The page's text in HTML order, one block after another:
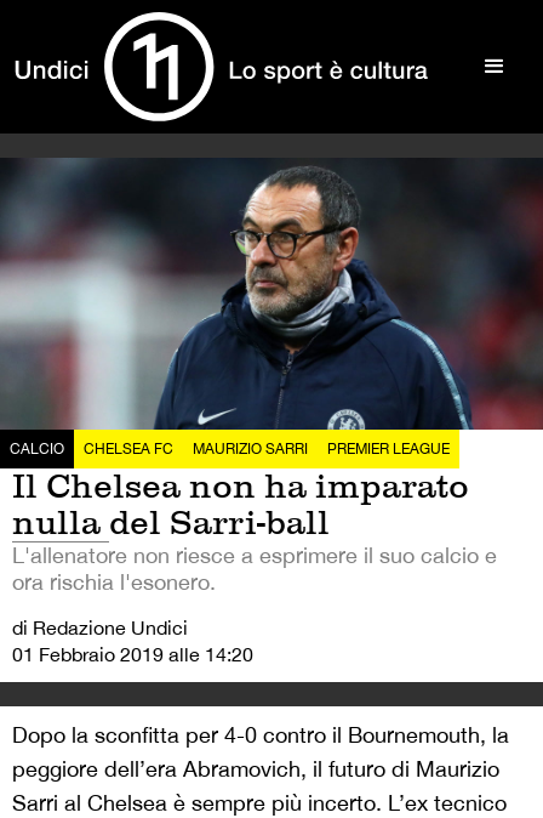
CALCIO CHELSEA FC MAURIZIO SARRI PREMIER LEAGUE
Il Chelsea non ha imparato
nulla del Sarri-ball
L'allenatore non riesce a esprimere il suo calcio e
ora rischia l'esonero.
di Redazione Undici
01 Febbraio 2019 alle 14:20
Dopo la sconfitta per 4-0 contro il Bournemouth, la
peggiore dell’era Abramovich, il futuro di Maurizio
Sarri al Chelsea è sempre più incerto. L’ex tecnico